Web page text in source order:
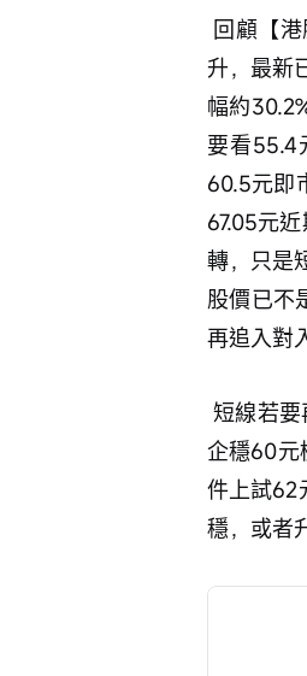
升，最新
幅約
要看55.4
60.5元即
67.05元
轉，只是
股價已不
再追入對
短線若要再向上推進，觸發條件很清楚，就是股價必須先有效升穿60.5元，之後再
企穩60元
件上試62
穩，或者